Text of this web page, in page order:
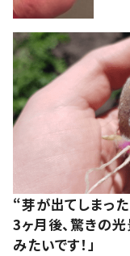
“芽が出てしまっ
3ヶ月後、驚きの光
みたいです！」